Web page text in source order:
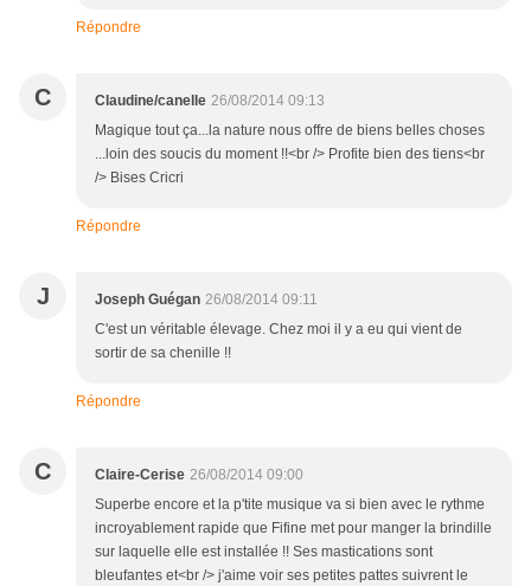
Répondre
C Claudine/canelle 26/08/2014 09:13
Magique tout ça...la nature nous offre de biens belles choses
...loin des soucis du moment !!<br /> Profite bien des tiens<br
/> Bises Cricri
Répondre
J Joseph Guégan 26/08/2014 09:11
C'est un véritable élevage. Chez moi il y a eu qui vient de
sortir de sa chenille !!
Répondre
C Claire-Cerise 26/08/2014 09:00
Superbe encore et la p'tite musique va si bien avec le rythme
incroyablement rapide que Fifine met pour manger la brindille
sur laquelle elle est installée !! Ses mastications sont
bleufantes et<br /> j'aime voir ses petites pattes suivrent le